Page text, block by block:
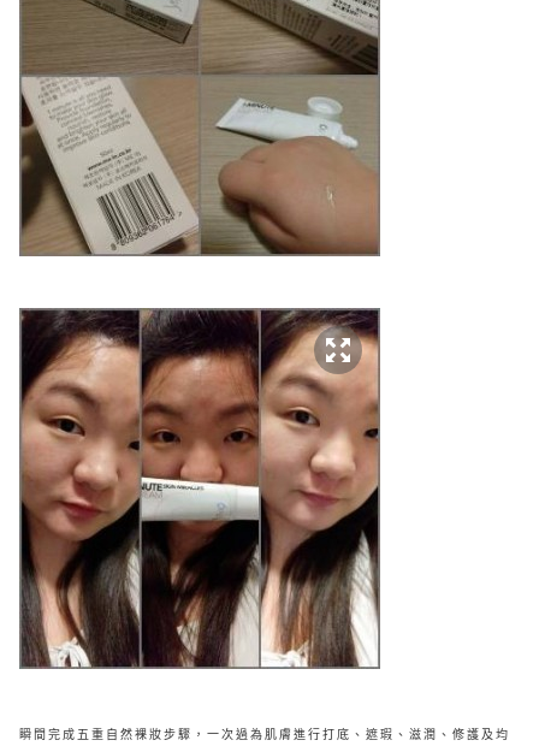
瞬間完成五重自然裸妝步驟，一次過為肌膚進行打底、遮瑕、滋潤、修護及均